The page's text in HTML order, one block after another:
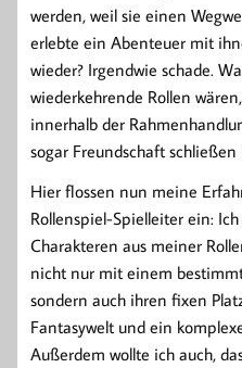
werden, weil sie einen
erlebte ein Abenteuer mit
wieder? Irgendwie schade.
wiederkehrende Rollen
innerhalb der
sogar Freundschaft schließen
Hier flossen nun meine
Rollenspiel-Spielleiter ein:
Charakteren aus meiner
nicht nur mit einem
sondern auch ihren fixen
Fantasywelt und ein
Außerdem wollte ich auch,